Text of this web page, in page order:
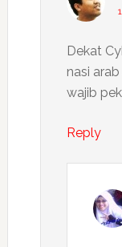
Dekat
nasi
wajib
Reply